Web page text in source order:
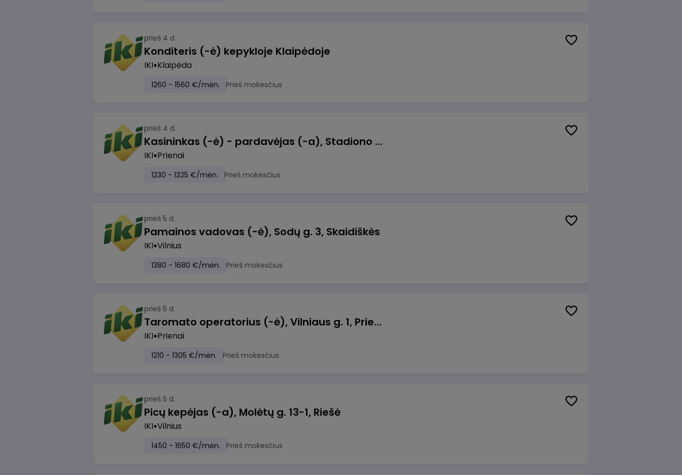
prieš 4 d.
Konditeris (-ė) kepykloje Klaipėdoje
IKI Klaipėda
1260 - 1560 €/mėn. Prieš mokesčius
prieš 4 d.
Kasininkas (-ė) - pardavėjas (-a), Stadiono g. 2, Prienai
IKI Prienai
1230 - 1325 €/mėn. Prieš mokesčius
prieš 5 d.
Pamainos vadovas (-ė), Sodų g. 3, Skaidiškės
IKI Vilnius
1380 - 1680 €/mėn. Prieš mokesčius
prieš 5 d.
Taromato operatorius (-ė), Vilniaus g. 1, Prienai
IKI Prienai
1210 - 1305 €/mėn. Prieš mokesčius
prieš 5 d.
Picų kepėjas (-a), Molėtų g. 13-1, Riešė
IKI Vilnius
1450 - 1650 €/mėn. Prieš mokesčius